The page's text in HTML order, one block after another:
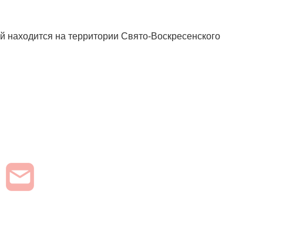
находится на территории Свято-Воскресенского